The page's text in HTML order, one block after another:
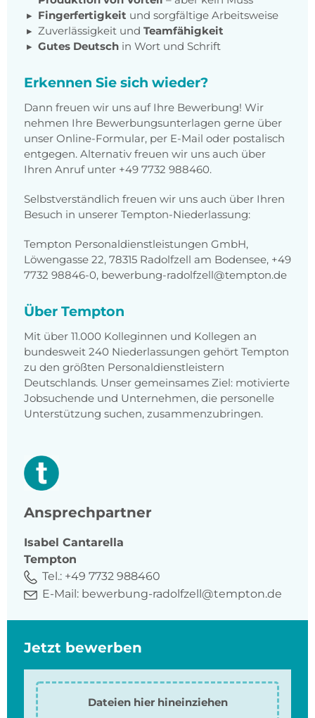
Fingerfertigkeit und sorgfältige Arbeitsweise
Zuverlässigkeit und Teamfähigkeit
Gutes Deutsch in Wort und Schrift
Erkennen Sie sich wieder?
Dann freuen wir uns auf Ihre Bewerbung! Wir
nehmen Ihre Bewerbungsunterlagen gerne über
unser Online-Formular, per E-Mail oder postalisch
entgegen. Alternativ freuen wir uns auch über
Ihren Anruf unter +49 7732 988460.
Selbstverständlich freuen wir uns auch über Ihren
Besuch in unserer Tempton-Niederlassung:
Tempton Personaldienstleistungen GmbH,
Löwengasse 22, 78315 Radolfzell am Bodensee, +49
7732 98846-0, bewerbung-radolfzell@tempton.de
Über Tempton
Mit über 11.000 Kolleginnen und Kollegen an
bundesweit 240 Niederlassungen gehört Tempton
zu den größten Personaldienstleistern
Deutschlands. Unser gemeinsames Ziel: motivierte
Jobsuchende und Unternehmen, die personelle
Unterstützung suchen, zusammenzubringen.
Ansprechpartner
Isabel Cantarella
Tempton
Tel.: +49 7732 988460
E-Mail: bewerbung-radolfzell@tempton.de
Jetzt bewerben
Dateien hier hineinziehen